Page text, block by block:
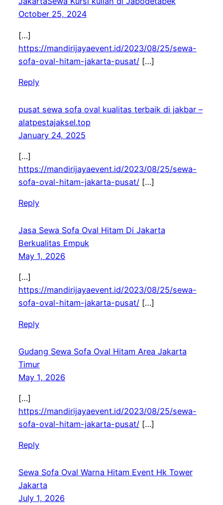
October 25, 2024
[…]
https://mandirijayaevent.id/2023/08/25/sewa-
sofa-oval-hitam-jakarta-pusat/[…]
Reply
pusat sewa sofa oval kualitas terbaik di jakbar –
alatpestajaksel.top
January 24, 2025
[…]
https://mandirijayaevent.id/2023/08/25/sewa-
sofa-oval-hitam-jakarta-pusat/[…]
Reply
Jasa Sewa Sofa Oval Hitam Di Jakarta
Berkualitas Empuk
May 1, 2026
[…]
https://mandirijayaevent.id/2023/08/25/sewa-
sofa-oval-hitam-jakarta-pusat/[…]
Reply
Gudang Sewa Sofa Oval Hitam Area Jakarta
Timur
May 1, 2026
[…]
https://mandirijayaevent.id/2023/08/25/sewa-
sofa-oval-hitam-jakarta-pusat/[…]
Reply
Sewa Sofa Oval Warna Hitam Event Hk Tower
Jakarta
July 1, 2026